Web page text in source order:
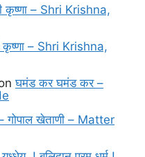
कृष्णा – Shri Krishna,
कृष्णा – Shri Krishna,
घमंड कर घमंड कर –
खेताणी – Matter